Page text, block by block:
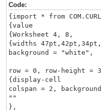
Code:
{import * from
{value
{Worksheet 4, 8,
{widths
background = "white",
row = 0, row-height =
{display-cell
colspan = 2,
""
},